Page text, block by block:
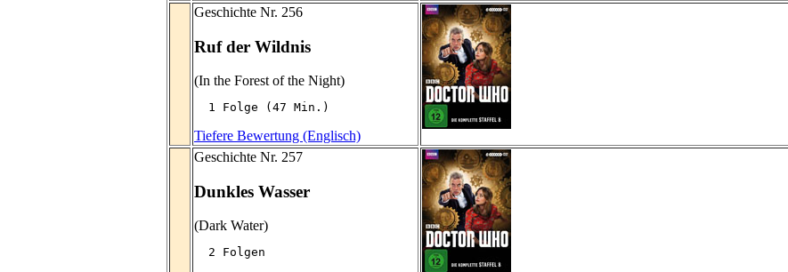
Geschichte Nr. 256
Ruf der Wildnis
(In the Forest of the Night)
  1 Folge (47 Min.)
Tiefere Bewertung (Englisch)
Geschichte Nr. 257
Dunkles Wasser
(Dark Water)
  2 Folgen